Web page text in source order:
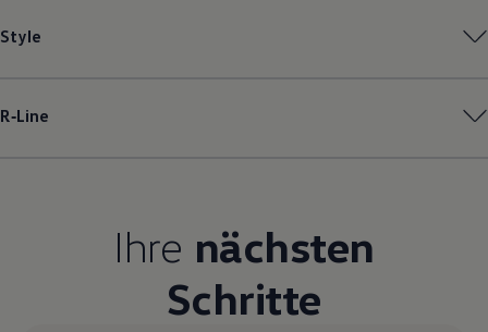
Style
R‑Line
Ihre nächsten
Schritte